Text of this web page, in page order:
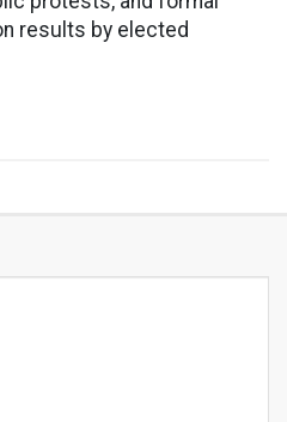
results by elected